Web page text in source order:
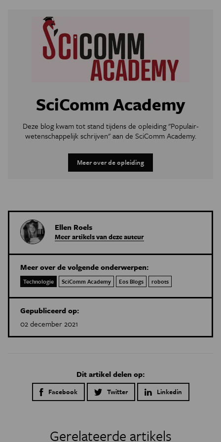
SciComm Academy
Deze blog kwam tot stand tijdens de opleiding "Populair-
wetenschappelijk schrijven" aan de SciComm Academy.
Meer over de opleiding
Ellen Roels
Meer artikels van deze auteur
Meer over de volgende onderwerpen:
Technologie SciComm Academy Eos Blogs robots
Gepubliceerd op:
02 december 2021
Dit artikel delen op:
Facebook Twitter Linkedin
Gerelateerde artikels